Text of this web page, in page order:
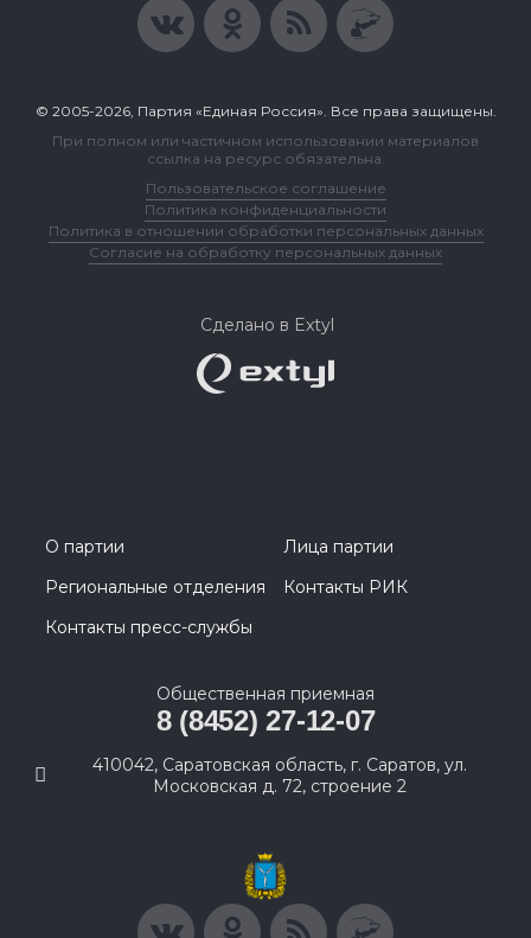
© 2005-2026, Партия «Единая Россия». Все права защищены.
При полном или частичном использовании материалов
ссылка на ресурс обязательна.
Пользовательское соглашение
Политика конфиденциальности
Политика в отношении обработки персональных данных
Согласие на обработку персональных данных
Сделано в Extyl
О партии
Лица партии
Региональные отделения
Контакты РИК
Контакты пресс-службы
Общественная приемная
8 (8452) 27-12-07
410042, Саратовская область, г. Саратов, ул.
Московская д. 72, строение 2